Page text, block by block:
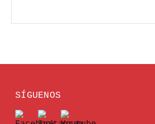
SÍGUENOS